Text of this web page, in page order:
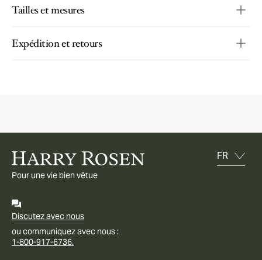
Tailles et mesures
Expédition et retours
Pour une vie bien vêtue
Discutez avec nous
ou communiquez avec nous :
1-800-917-6736.